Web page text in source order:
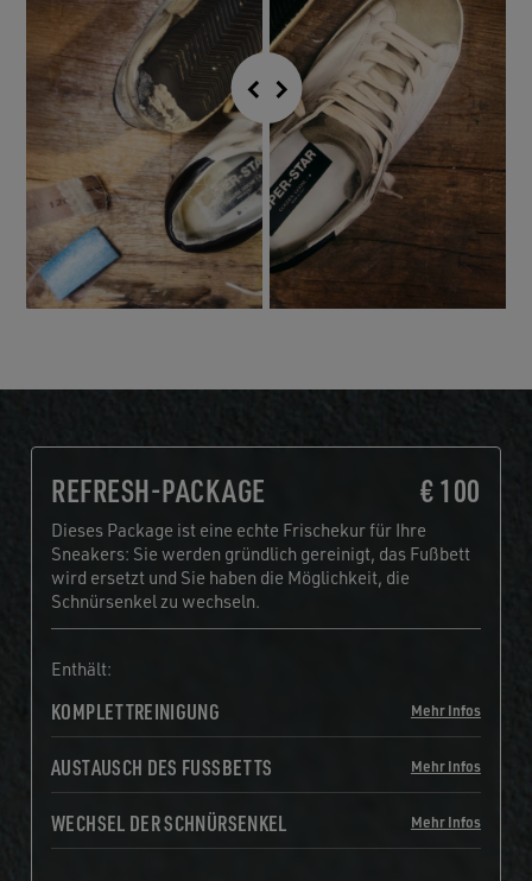
REFRESH-PACKAGE € 100
Dieses Package ist eine echte Frischekur für Ihre
Sneakers: Sie werden gründlich gereinigt, das Fußbett
wird ersetzt und Sie haben die Möglichkeit, die
Schnürsenkel zu wechseln.
Enthält:
KOMPLETTREINIGUNG Mehr Infos
AUSTAUSCH DES FUSSBETTS Mehr Infos
WECHSEL DER SCHNÜRSENKEL Mehr Infos